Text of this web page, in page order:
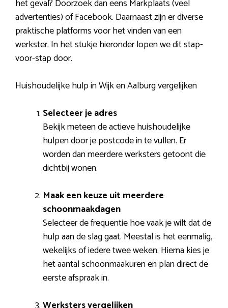
het geval? Doorzoek dan eens Markplaats (veel
advertenties) of Facebook. Daarnaast zijn er diverse
praktische platforms voor het vinden van een
werkster. In het stukje hieronder lopen we dit stap-
voor-stap door.
Huishoudelijke hulp in Wijk en Aalburg vergelijken
Selecteer je adres
Bekijk meteen de actieve huishoudelijke
hulpen door je postcode in te vullen. Er
worden dan meerdere werksters getoont die
dichtbij wonen.
Maak een keuze uit meerdere
schoonmaakdagen
Selecteer de frequentie hoe vaak je wilt dat de
hulp aan de slag gaat. Meestal is het eenmalig,
wekelijks of iedere twee weken. Hierna kies je
het aantal schoonmaakuren en plan direct de
eerste afspraak in.